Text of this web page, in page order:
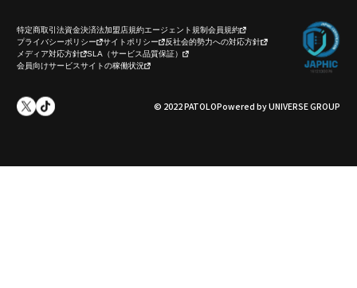
特定商取引法資金決済法加盟店規約エージェント規制会員規約
プライバシーポリシー
サイトポリシー
反社会的勢力への対応方針
メディア対応方針
SLA（サービス品質保証）
会員向けサービスサイトの稼働状況
© 2022 PATOLOPowered by UNIVERSE GROUP